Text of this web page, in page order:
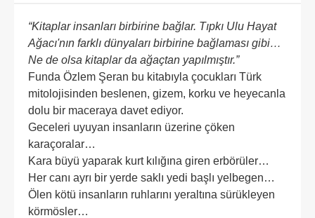
“Kitaplar insanları birbirine bağlar. Tıpkı Ulu Hayat
Ağacı'nın farklı dünyaları birbirine bağlaması gibi…
Ne de olsa kitaplar da ağaçtan yapılmıştır.”
Funda Özlem Şeran bu kitabıyla çocukları Türk
mitolojisinden beslenen, gizem, korku ve heyecanla
dolu bir maceraya davet ediyor.
Geceleri uyuyan insanların üzerine çöken
karaçoralar…
Kara büyü yaparak kurt kılığına giren erbörüler…
Her canı ayrı bir yerde saklı yedi başlı yelbegen…
Ölen kötü insanların ruhlarını yeraltına sürükleyen
körmösler…